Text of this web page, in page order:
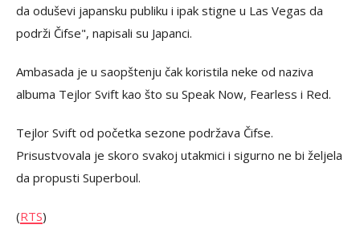
da oduševi japansku publiku i ipak stigne u Las Vegas da
podrži Čifse", napisali su Japanci.
Ambasada je u saopštenju čak koristila neke od naziva
albuma Tejlor Svift kao što su Speak Now, Fearless i Red.
Tejlor Svift od početka sezone podržava Čifse.
Prisustvovala je skoro svakoj utakmici i sigurno ne bi željela
da propusti Superboul.
(RTS)